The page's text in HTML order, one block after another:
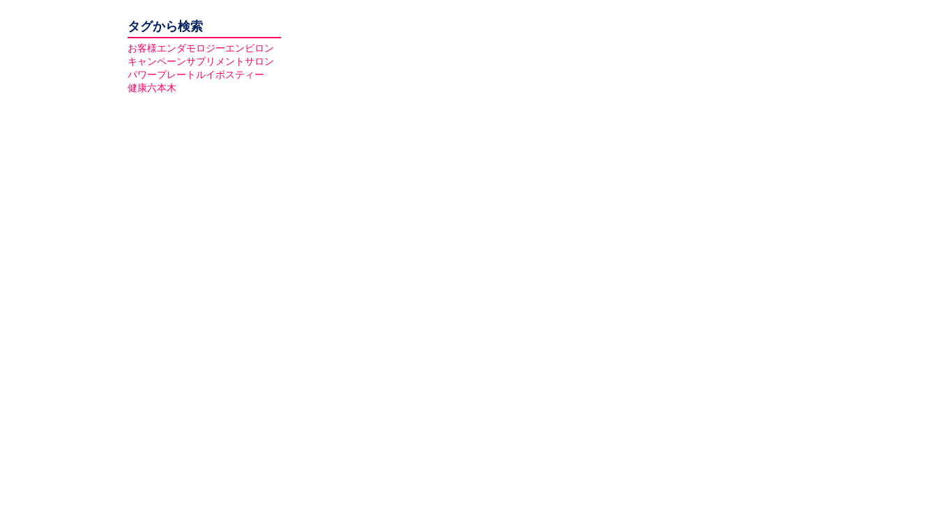
タグから検索
お客様エンダモロジーエンビロン
キャンペーンサプリメントサロン
パワープレート ルイボスティー
健康六本木